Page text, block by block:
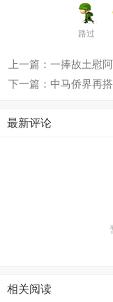
路过
上一篇：一捧故土慰
下一篇：中马侨界再
最新评论
相关阅读